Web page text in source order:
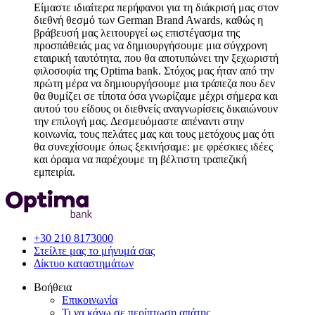
Είμαστε ιδιαίτερα περήφανοι για τη διάκρισή μας στον
διεθνή θεσμό των German Brand Awards, καθώς η
βράβευσή μας λειτουργεί ως επιστέγασμα της
προσπάθειάς μας να δημιουργήσουμε μια σύγχρονη
εταιρική ταυτότητα, που θα αποτυπώνει την ξεχωριστή
φιλοσοφία της Optima bank. Στόχος μας ήταν από την
πρώτη μέρα να δημιουργήσουμε μια τράπεζα που δεν
θα θυμίζει σε τίποτα όσα γνωρίζαμε μέχρι σήμερα και
αυτού του είδους οι διεθνείς αναγνωρίσεις δικαιώνουν
την επιλογή μας. Δεσμευόμαστε απέναντι στην
κοινωνία, τους πελάτες μας και τους μετόχους μας ότι
θα συνεχίσουμε όπως ξεκινήσαμε: με φρέσκιες ιδέες
και όραμα να παρέχουμε τη βέλτιστη τραπεζική
εμπειρία.
+30 210 8173000
Στείλτε μας το μήνυμά σας
Δίκτυο καταστημάτων
Βοήθεια
Επικοινωνία
Τι να κάνω σε περίπτωση απάτης